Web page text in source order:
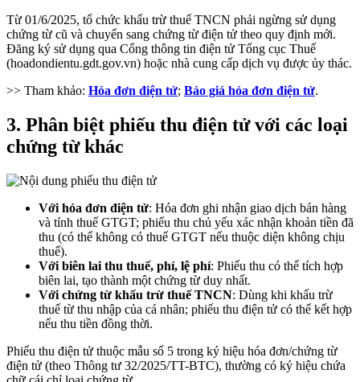
Từ 01/6/2025, tổ chức khấu trừ thuế TNCN phải ngừng sử dụng
chứng từ cũ và chuyển sang chứng từ điện tử theo quy định mới.
Đăng ký sử dụng qua Cổng thông tin điện tử Tổng cục Thuế
(hoadondientu.gdt.gov.vn) hoặc nhà cung cấp dịch vụ được ủy thác.
>> Tham khảo: Hóa đơn điện tử; Báo giá hóa đơn điện tử.
3. Phân biệt phiếu thu điện tử với các loại
chứng từ khác
Với hóa đơn điện tử: Hóa đơn ghi nhận giao dịch bán hàng
và tính thuế GTGT; phiếu thu chủ yếu xác nhận khoản tiền đã
thu (có thể không có thuế GTGT nếu thuộc diện không chịu
thuế).
Với biên lai thu thuế, phí, lệ phí: Phiếu thu có thể tích hợp
biên lai, tạo thành một chứng từ duy nhất.
Với chứng từ khấu trừ thuế TNCN: Dùng khi khấu trừ
thuế từ thu nhập của cá nhân; phiếu thu điện tử có thể kết hợp
nếu thu tiền đồng thời.
Phiếu thu điện tử thuộc mẫu số 5 trong ký hiệu hóa đơn/chứng từ
điện tử (theo Thông tư 32/2025/TT-BTC), thường có ký hiệu chứa